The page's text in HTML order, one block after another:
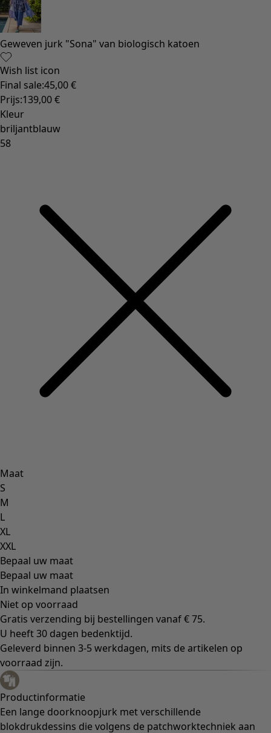
Gebloemde woonaccessoires
Natuurlijk
Bohemien interieur
Scandinavisch interieur
Gezellig interieur